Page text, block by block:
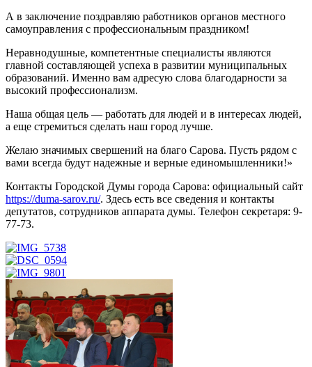
А в заключение поздравляю работников органов местного
самоуправления с профессиональным праздником!
Неравнодушные, компетентные специалисты являются
главной составляющей успеха в развитии муниципальных
образований. Именно вам адресую слова благодарности за
высокий профессионализм.
Наша общая цель — работать для людей и в интересах людей,
а еще стремиться сделать наш город лучше.
Желаю значимых свершений на благо Сарова. Пусть рядом с
вами всегда будут надежные и верные единомышленники!»
Контакты Городской Думы города Сарова: официальный сайт
https://duma-sarov.ru/. Здесь есть все сведения и контакты
депутатов, сотрудников аппарата думы. Телефон секретаря: 9-
77-73.